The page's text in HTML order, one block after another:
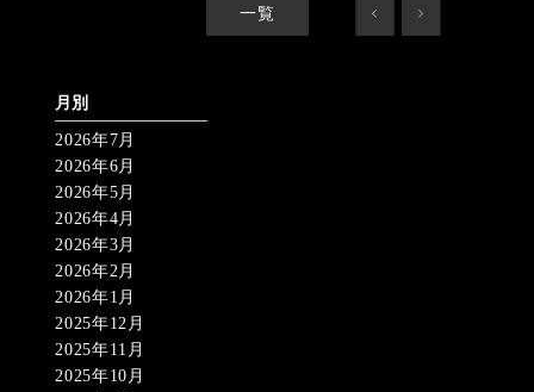
一覧 < >
月別
2026年7月
2026年6月
2026年5月
2026年4月
2026年3月
2026年2月
2026年1月
2025年12月
2025年11月
2025年10月